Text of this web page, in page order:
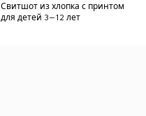
Свитшот из хлопка с принтом
для детей 3–12 лет